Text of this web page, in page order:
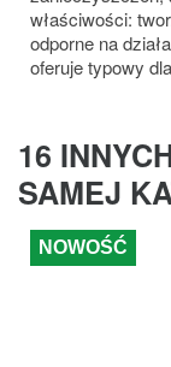
właściwości:
odporne na
oferuje typowy
16
SAMEJ
NOWOŚĆ